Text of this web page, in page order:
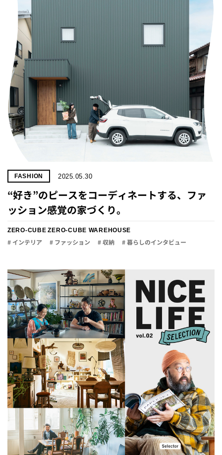
FASHION 2025.05.30
“好き”のピースをコーディネートする、ファ
ッション感覚の家づくり。
ZERO-CUBE ZERO-CUBE WAREHOUSE
# インテリア # ファッション # 収納 # 暮らしのインタビュー